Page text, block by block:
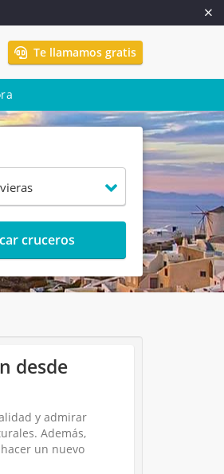
Te llamamos gratis
cruceros
desde
y admirar
Además,
un nuevo